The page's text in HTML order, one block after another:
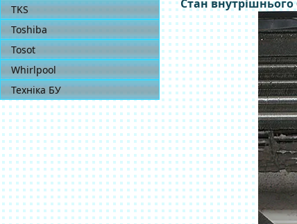
TKS
Toshiba
Tosot
Whirlpool
Техніка БУ
Стан